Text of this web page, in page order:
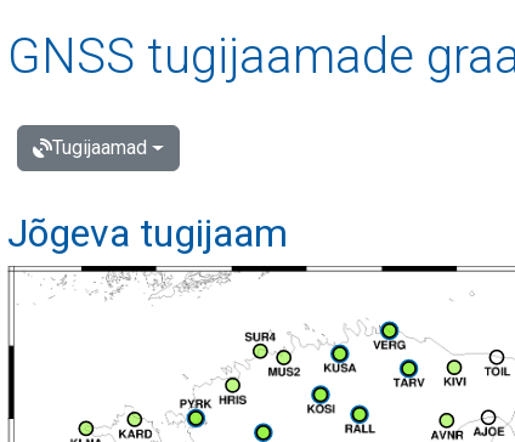
GNSS tugijaamade
Tugijaamad
Jõgeva tugijaam